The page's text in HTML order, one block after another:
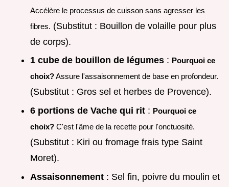
Accélère le processus de cuisson sans agresser les
fibres. (Substitut : Bouillon de volaille pour plus
de corps).
1 cube de bouillon de légumes : Pourquoi ce
choix?Assure l'assaisonnement de base en profondeur.
(Substitut : Gros sel et herbes de Provence).
6 portions de Vache qui rit : Pourquoi ce
choix? C'est l'âme de la recette pour l'onctuosité.
(Substitut : Kiri ou fromage frais type Saint
Moret).
Assaisonnement : Sel fin, poivre du moulin et